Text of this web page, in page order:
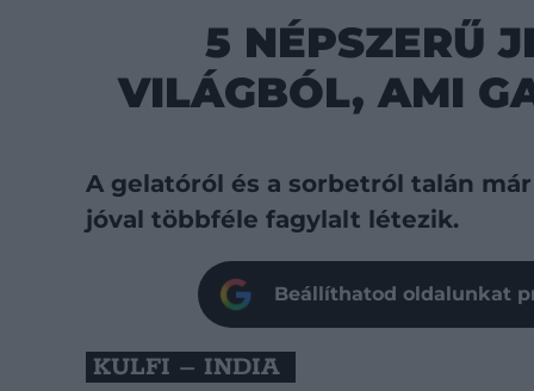
5 NÉPSZERŰ
VILÁGBÓL, AMI
A gelatóról és a sorbetról talán
jóval többféle fagylalt létezik.
Beállíthatod oldalunkat
KULFI – INDIA